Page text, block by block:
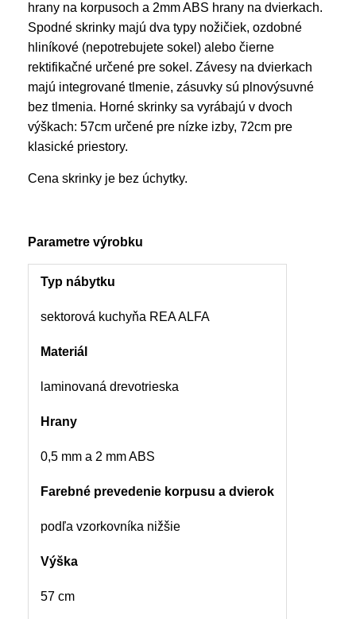
hrany na korpusoch a 2mm ABS hrany na dvierkach.
Spodné skrinky majú dva typy nožičiek, ozdobné
hliníkové (nepotrebujete sokel) alebo čierne
rektifikačné určené pre sokel. Závesy na dvierkach
majú integrované tlmenie, zásuvky sú plnovýsuvné
bez tlmenia. Horné skrinky sa vyrábajú v dvoch
výškach: 57cm určené pre nízke izby, 72cm pre
klasické priestory.
Cena skrinky je bez úchytky.
Parametre výrobku
Typ nábytku
sektorová kuchyňa REA ALFA
Materiál
laminovaná drevotrieska
Hrany
0,5 mm a 2 mm ABS
Farebné prevedenie korpusu a dvierok
podľa vzorkovníka nižšie
Výška
57 cm